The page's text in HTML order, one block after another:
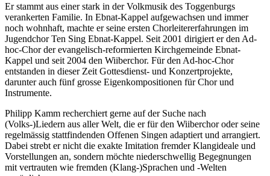
Er stammt aus einer stark in der Volkmusik des Toggenburgs
verankerten Familie. In Ebnat-Kappel aufgewachsen und immer
noch wohnhaft, machte er seine ersten Chorleitererfahrungen im
Jugendchor Ten Sing Ebnat-Kappel. Seit 2001 dirigiert er den Ad-
hoc-Chor der evangelisch-reformierten Kirchgemeinde Ebnat-
Kappel und seit 2004 den Wiiberchor. Für den Ad-hoc-Chor
entstanden in dieser Zeit Gottesdienst- und Konzertprojekte,
darunter auch fünf grosse Eigenkompositionen für Chor und
Instrumente.
Philipp Kamm recherchiert gerne auf der Suche nach
(Volks-)Liedern aus aller Welt, die er für den Wiiberchor oder seine
regelmässig stattfindenden Offenen Singen adaptiert und arrangiert.
Dabei strebt er nicht die exakte Imitation fremder Klangideale und
Vorstellungen an, sondern möchte niederschwellig Begegnungen
mit vertrauten wie fremden (Klang-)Sprachen und -Welten